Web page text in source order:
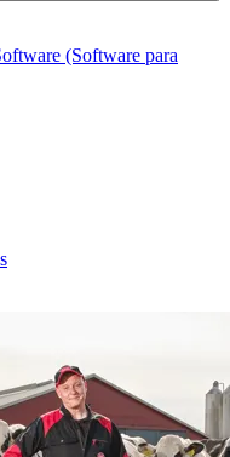
(Software para